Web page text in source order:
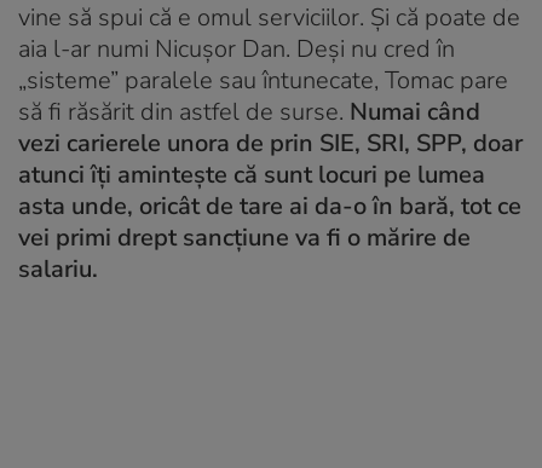
vine să spui că e omul serviciilor. Și că poate de
aia l-ar numi Nicușor Dan. Deși nu cred în
„sisteme” paralele sau întunecate, Tomac pare
să fi răsărit din astfel de surse. Numai când
vezi carierele unora de prin SIE, SRI, SPP, doar
atunci îți amintește că sunt locuri pe lumea
asta unde, oricât de tare ai da-o în bară, tot ce
vei primi drept sancțiune va fi o mărire de
salariu.